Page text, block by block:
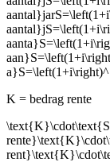
K = bedrag rente